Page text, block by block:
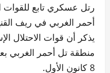
رتل عسكري تابع للقوات
أحمر الغربي في ريف
يذكر أن قوات الاحتلال
منطقة تل أحمر الغربي
8 كانون الأول.